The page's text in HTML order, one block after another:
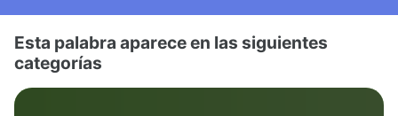
Esta palabra aparece en las siguientes
categorías